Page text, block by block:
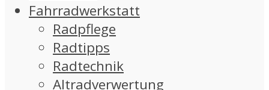
Fahrradwerkstatt
Radpflege
Radtipps
Radtechnik
Altradverwertung